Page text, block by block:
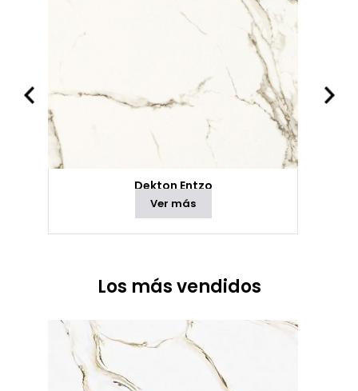
Dekton Entzo
Ver más
Los más vendidos